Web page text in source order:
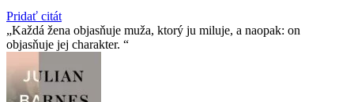
Pridať citát
Každá žena objasňuje muža, ktorý ju miluje, a naopak: on
objasňuje jej charakter.